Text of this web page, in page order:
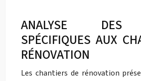
ANALYSE DES
SPÉCIFIQUES AUX
RÉNOVATION
Les chantiers de rénovation